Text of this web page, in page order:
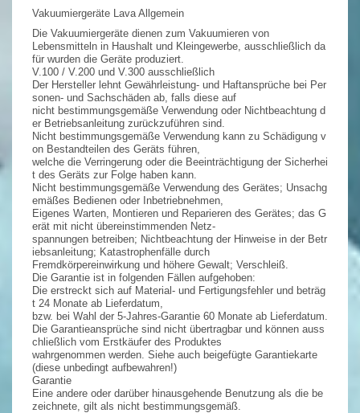
Vakuumiergeräte Lava Allgemein
Die Vakuumiergeräte dienen zum Vakuumieren von
Lebensmitteln in Haushalt und Kleingewerbe, ausschließlich da
für wurden die Geräte produziert.
V.100 / V.200 und V.300 ausschließlich
Der Hersteller lehnt Gewährleistung- und Haftansprüche bei Per
sonen- und Sachschäden ab, falls diese auf
nicht bestimmungsgemäße Verwendung oder Nichtbeachtung d
er Betriebsanleitung zurückzuführen sind.
Nicht bestimmungsgemäße Verwendung kann zu Schädigung v
on Bestandteilen des Geräts führen,
welche die Verringerung oder die Beeinträchtigung der Sicherhei
t des Geräts zur Folge haben kann.
Nicht bestimmungsgemäße Verwendung des Gerätes; Unsachg
emäßes Bedienen oder Inbetriebnehmen,
Eigenes Warten, Montieren und Reparieren des Gerätes; das G
erät mit nicht übereinstimmenden Netz-
spannungen betreiben; Nichtbeachtung der Hinweise in der Betr
iebsanleitung; Katastrophenfälle durch
Fremdkörpereinwirkung und höhere Gewalt; Verschleiß.
Die Garantie ist in folgenden Fällen aufgehoben:
Die erstreckt sich auf Material- und Fertigungsfehler und beträg
t 24 Monate ab Lieferdatum,
bzw. bei Wahl der 5-Jahres-Garantie 60 Monate ab Lieferdatum.
Die Garantieansprüche sind nicht übertragbar und können auss
chließlich vom Erstkäufer des Produktes
wahrgenommen werden. Siehe auch beigefügte Garantiekarte
(diese unbedingt aufbewahren!)
Garantie
Eine andere oder darüber hinausgehende Benutzung als die be
zeichnete, gilt als nicht bestimmungsgemäß.